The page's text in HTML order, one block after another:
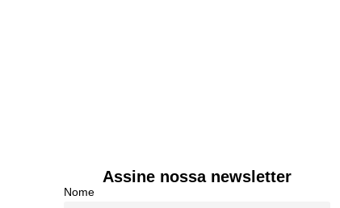
Assine nossa newsletter
Nome